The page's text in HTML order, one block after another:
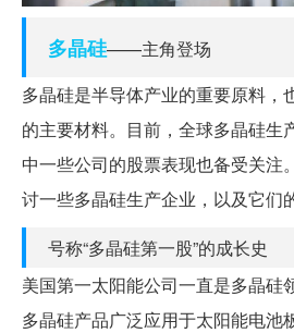
多晶硅——主角登场
多晶硅是半导体产业的重要原料，
的主要材料。目前，全球多晶硅生
中一些公司的股票表现也备受关注
讨一些多晶硅生产企业，以及它们
号称“多晶硅第一股”的成长史
美国第一太阳能公司一直是多晶硅
多晶硅产品广泛应用于太阳能电池